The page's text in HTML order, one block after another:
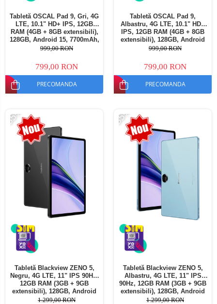
Tabletă OSCAL Pad 9, Gri, 4G
LTE, 10.1" HD+ IPS, 12GB
RAM (4GB + 8GB extensibili),
128GB, Android 15, 7700mAh,
Dual SIM
999,00 RON
799,00 RON
PRECOMANDA
Tabletă OSCAL Pad 9,
Albastru, 4G LTE, 10.1" HD+
IPS, 12GB RAM (4GB + 8GB
extensibili), 128GB, Android
15, 7700mAh, Dual SIM
999,00 RON
799,00 RON
PRECOMANDA
-35%
Tabletă Blackview ZENO 5,
Negru, 4G LTE, 11" IPS 90Hz,
12GB RAM (3GB + 9GB
extensibili), 128GB, Android
16, Unisoc T7250, 8300mAh,
1.299,00 RON
-35%
Tabletă Blackview ZENO 5,
Albastru, 4G LTE, 11" IPS
90Hz, 12GB RAM (3GB + 9GB
extensibili), 128GB, Android
16, Unisoc T7250, 8300mAh,
1.299,00 RON